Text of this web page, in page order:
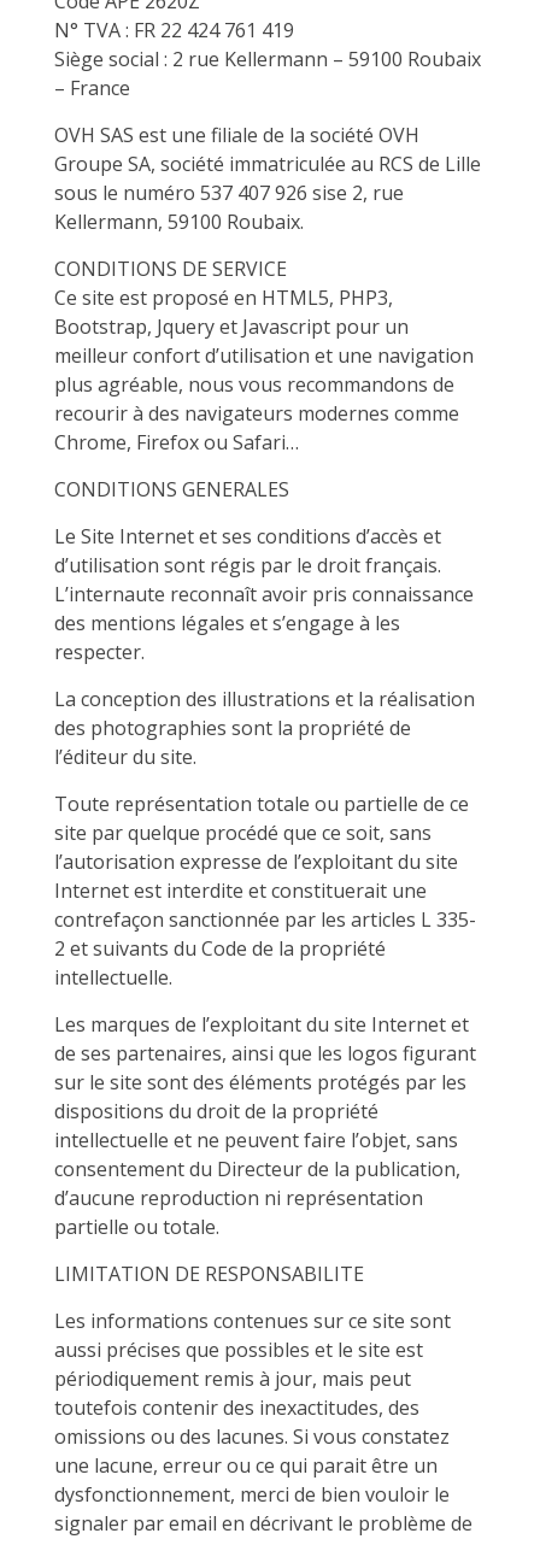
N° TVA : FR 22 424 761 419
Siège social : 2 rue Kellermann – 59100 Roubaix
– France
OVH SAS est une filiale de la société OVH
Groupe SA, société immatriculée au RCS de Lille
sous le numéro 537 407 926 sise 2, rue
Kellermann, 59100 Roubaix.
CONDITIONS DE SERVICE
Ce site est proposé en HTML5, PHP3,
Bootstrap, Jquery et Javascript pour un
meilleur confort d’utilisation et une navigation
plus agréable, nous vous recommandons de
recourir à des navigateurs modernes comme
Chrome, Firefox ou Safari…
CONDITIONS GENERALES
Le Site Internet et ses conditions d’accès et
d’utilisation sont régis par le droit français.
L’internaute reconnaît avoir pris connaissance
des mentions légales et s’engage à les
respecter.
La conception des illustrations et la réalisation
des photographies sont la propriété de
l’éditeur du site.
Toute représentation totale ou partielle de ce
site par quelque procédé que ce soit, sans
l’autorisation expresse de l’exploitant du site
Internet est interdite et constituerait une
contrefaçon sanctionnée par les articles L 335-
2 et suivants du Code de la propriété
intellectuelle.
Les marques de l’exploitant du site Internet et
de ses partenaires, ainsi que les logos figurant
sur le site sont des éléments protégés par les
dispositions du droit de la propriété
intellectuelle et ne peuvent faire l’objet, sans
consentement du Directeur de la publication,
d’aucune reproduction ni représentation
partielle ou totale.
LIMITATION DE RESPONSABILITE
Les informations contenues sur ce site sont
aussi précises que possibles et le site est
périodiquement remis à jour, mais peut
toutefois contenir des inexactitudes, des
omissions ou des lacunes. Si vous constatez
une lacune, erreur ou ce qui parait être un
dysfonctionnement, merci de bien vouloir le
signaler par email en décrivant le problème de